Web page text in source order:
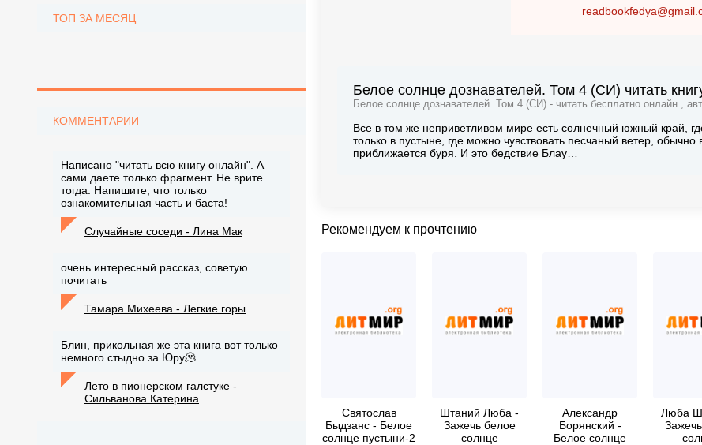
Белое солнце дознавателей. Том 4 (СИ) читать
Белое солнце дознавателей. Том 4 (СИ) - читать бесплатно онлайн ,
Все в том же неприветливом мире есть солнечный южный край,
только в пустыне, где можно чувствовать песчаный ветер,
приближается буря. И это бедствие Блау…
Рекомендуем к прочтению
Святослав
Быдзанс - Белое
солнце пустыни-2
Штаний Люба -
Зажечь белое
солнце
Александр
Борянский -
Белое солнце
Люба
ТОП ЗА МЕСЯЦ
КОММЕНТАРИИ
Написано "читать всю книгу онлайн". А
сами даете только фрагмент. Не врите
тогда. Напишите, что только
ознакомительная часть и баста!
Случайные соседи - Лина Мак
очень интересный рассказ, советую
почитать
Тамара Михеева - Легкие горы
Блин, прикольная же эта книга вот только
немного стыдно за Юру🫠
Лето в пионерском галстуке -
Сильванова Катерина